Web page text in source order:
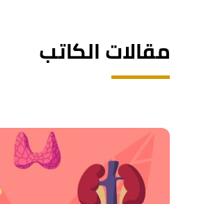
مقالات الكاتب